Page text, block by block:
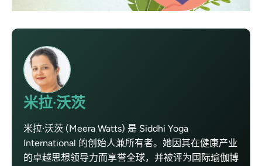
米拉·沃茨
米拉·沃茨 (Meera Watts) 是 Siddhi Yoga
International 的创始人兼所有者。她因其在健康产业
的卓越思想领导力而享誉全球，并被评为国际瑜伽博